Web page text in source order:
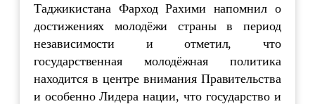
Таджикистана Фарход Рахими напомнил о
достижениях молодёжи страны в период
независимости и отметил, что
государственная молодёжная политика
находится в центре внимания Правительства
и особенно Лидера нации, что государство и